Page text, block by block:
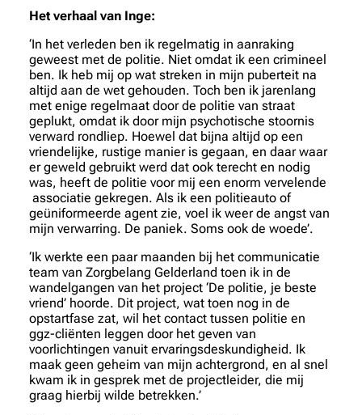
Het verhaal van Inge:
‘In het verleden ben ik regelmatig in aanraking
geweest met de politie. Niet omdat ik een crimineel
ben. Ik heb mij op wat streken in mijn puberteit na
altijd aan de wet gehouden. Toch ben ik jarenlang
met enige regelmaat door de politie van straat
geplukt, omdat ik door mijn psychotische stoornis
verward rondliep. Hoewel dat bijna altijd op een
vriendelijke, rustige manier is gegaan, en daar waar
er geweld gebruikt werd dat ook terecht en nodig
was, heeft de politie voor mij een enorm vervelende
associatie gekregen. Als ik een politieauto of
geüniformeerde agent zie, voel ik weer de angst van
mijn verwarring. De paniek. Soms ook de woede’.
‘Ik werkte een paar maanden bij het communicatie
team van Zorgbelang Gelderland toen ik in de
wandelgangen van het project ‘De politie, je beste
vriend’ hoorde. Dit project, wat toen nog in de
opstartfase zat, wil het contact tussen politie en
ggz-cliënten leggen door het geven van
voorlichtingen vanuit ervaringsdeskundigheid. Ik
maak geen geheim van mijn achtergrond, en al snel
kwam ik in gesprek met de projectleider, die mij
graag hierbij wilde betrekken.’